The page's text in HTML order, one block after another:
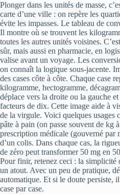
Plonger dans les unités de masse,
carte d’une ville : on repère les
évite les impasses. Le tableau de
Il montre où se trouvent les
toutes les autres unités voisines.
sûr, mais aussi en pharmacie, en
valise avant un voyage. Les
on connaît la logique sous-jacente.
des cases côte à côte. Chaque case
kilogramme, hectogramme,
déplace vers la droite ou la gauche
facteurs de dix. Cette image aide à
de la virgule. Voici quelques usages
pâte à pain (on passe souvent de kg
prescription médicale (gouverné par
d’un colis. Dans chaque cas, la
de zéro peut transformer 50 mg en
Pour finir, retenez ceci : la simplicité
un atout. Avec un peu de pratique,
automatique. Et si le doute persiste,
case par case.